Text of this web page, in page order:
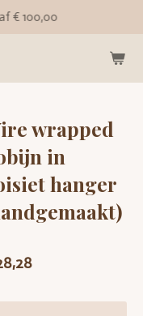
€ 100,00
wrapped
in
hanger